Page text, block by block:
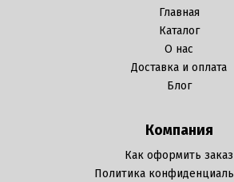
Главная
Каталог
О нас
Доставка и оплата
Блог
Компания
Как оформить заказ
Политика